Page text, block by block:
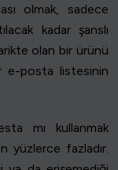
olmak, sadece
kadar şanslı
olan bir ürünü
e-posta listesinin
mı kullanmak
yüzlerce fazladır.